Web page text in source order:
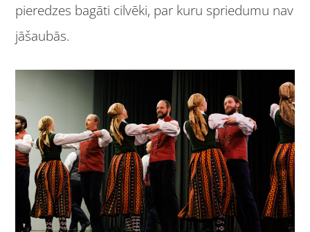
pieredzes bagāti cilvēki, par kuru spriedumu nav
jāšaubās.